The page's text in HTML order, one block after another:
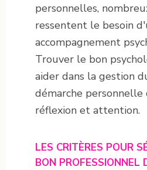
personnelles,
ressentent le besoin
accompagnement
Trouver le bon
aider dans la gestion
démarche
réflexion et attention.
LES CRITÈRES POUR
BON PROFESSIONNEL